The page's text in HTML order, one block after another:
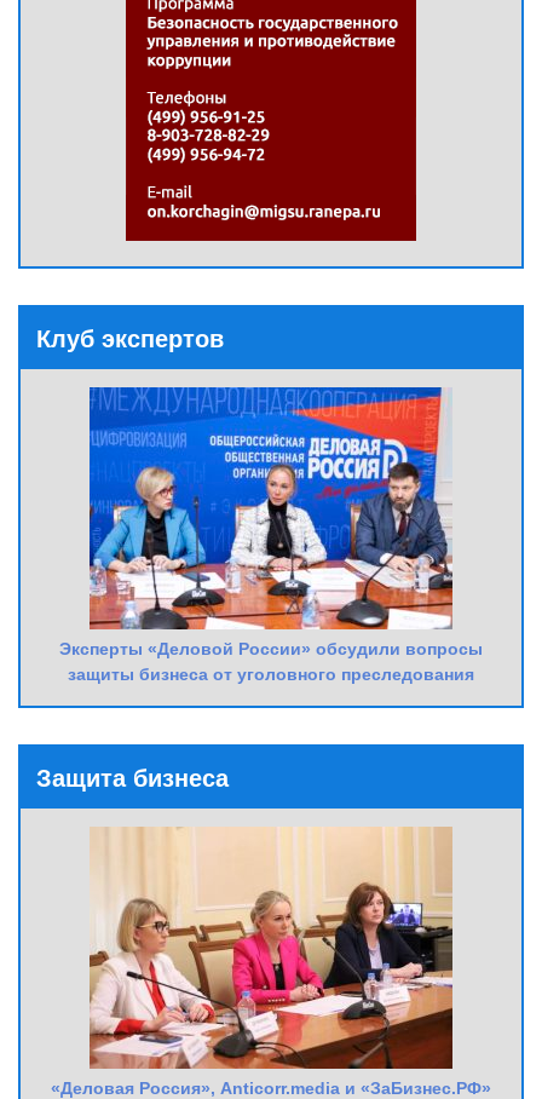
Клуб экспертов
Эксперты «Деловой России» обсудили вопросы
защиты бизнеса от уголовного преследования
Защита бизнеса
«Деловая Россия», Anticorr.media и «ЗаБизнес.РФ»